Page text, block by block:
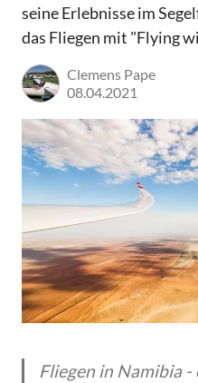
seine Erlebnisse im
das Fliegen mit "Flying
Clemens Pape
08.04.2021
Fliegen in Namibia -